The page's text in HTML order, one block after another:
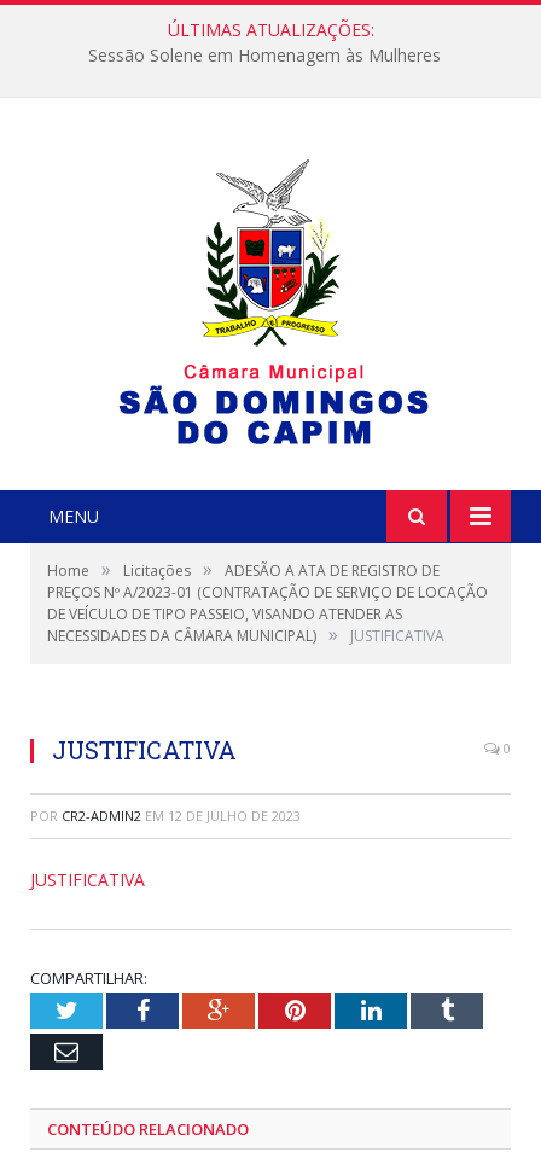
ÚLTIMAS ATUALIZAÇÕES:
Sessão Solene em Homenagem às Mulheres
MENU
Home » Licitações »
ADESÃO A ATA DE REGISTRO DE
PREÇOS Nº A/2023-01 (CONTRATAÇÃO DE SERVIÇO DE LOCAÇÃO
DE VEÍCULO DE TIPO PASSEIO, VISANDO ATENDER AS
NECESSIDADES DA CÂMARA MUNICIPAL) » JUSTIFICATIVA
JUSTIFICATIVA 0
POR CR2-ADMIN2 EM 12 DE JULHO DE 2023
JUSTIFICATIVA
COMPARTILHAR:
TwitterFacebookGoogle+PinterestLinkedInTumblr
Email
CONTEÚDO RELACIONADO